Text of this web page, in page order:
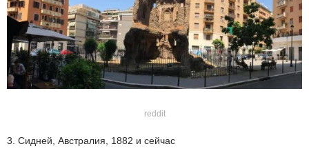
reddit
3. Сидней, Австралия, 1882 и сейчас